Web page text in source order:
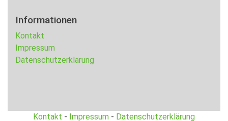
Informationen
Kontakt
Impressum
Datenschutzerklärung
Kontakt - Impressum - Datenschutzerklärung